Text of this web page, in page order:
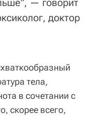
— говорит
доктор
тела,
в сочетании с
скорее всего,